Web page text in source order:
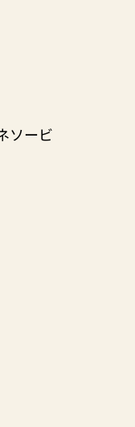
ソービ